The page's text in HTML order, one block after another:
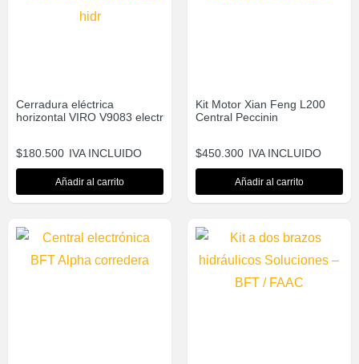
Cerradura eléctrica
horizontal VIRO V9083 electr
$180.500 IVA INCLUIDO
Añadir al carrito
Kit Motor Xian Feng L200
Central Peccinin
$450.300 IVA INCLUIDO
Añadir al carrito